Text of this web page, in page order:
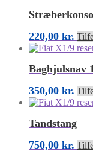
220,00 kr.
Baghjulsnav
350,00 kr.
Tandstang
750,00 kr.